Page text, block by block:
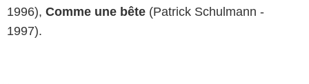
1996), Comme une bête (Patrick Schulmann -
1997).